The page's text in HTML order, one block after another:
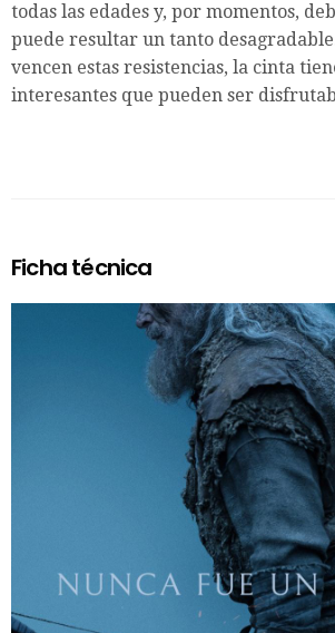
todas las edades y, por momentos,
puede resultar un tanto
vencen estas resistencias, la cinta
interesantes que pueden ser
Ficha técnica